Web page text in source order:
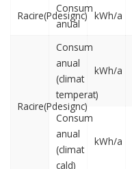
Racire(Pdesignc)
Consum
anual
kWh/a
Racire(Pdesignc)
Consum
anual
(climat
temperat)
kWh/a
Consum
anual
(climat
cald)
kWh/a